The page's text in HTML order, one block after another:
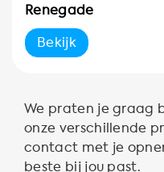
Renegade
Bekijk
We praten je graag
onze verschillende
contact met je
beste bij jou past.